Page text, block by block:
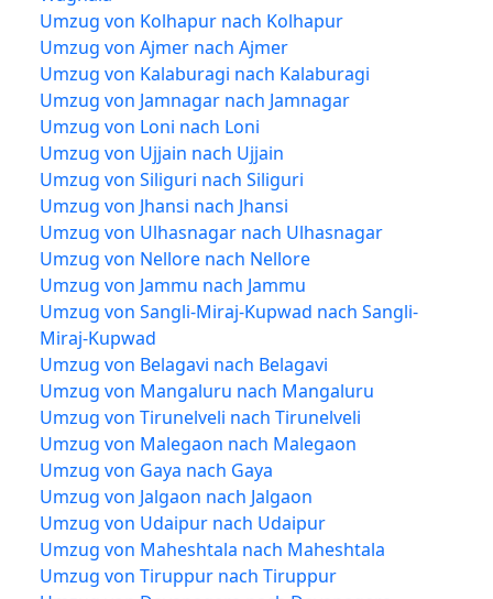
Umzug von Kolhapur nach Kolhapur
Umzug von Ajmer nach Ajmer
Umzug von Kalaburagi nach Kalaburagi
Umzug von Jamnagar nach Jamnagar
Umzug von Loni nach Loni
Umzug von Ujjain nach Ujjain
Umzug von Siliguri nach Siliguri
Umzug von Jhansi nach Jhansi
Umzug von Ulhasnagar nach Ulhasnagar
Umzug von Nellore nach Nellore
Umzug von Jammu nach Jammu
Umzug von Sangli-Miraj-Kupwad nach Sangli-
Miraj-Kupwad
Umzug von Belagavi nach Belagavi
Umzug von Mangaluru nach Mangaluru
Umzug von Tirunelveli nach Tirunelveli
Umzug von Malegaon nach Malegaon
Umzug von Gaya nach Gaya
Umzug von Jalgaon nach Jalgaon
Umzug von Udaipur nach Udaipur
Umzug von Maheshtala nach Maheshtala
Umzug von Tiruppur nach Tiruppur